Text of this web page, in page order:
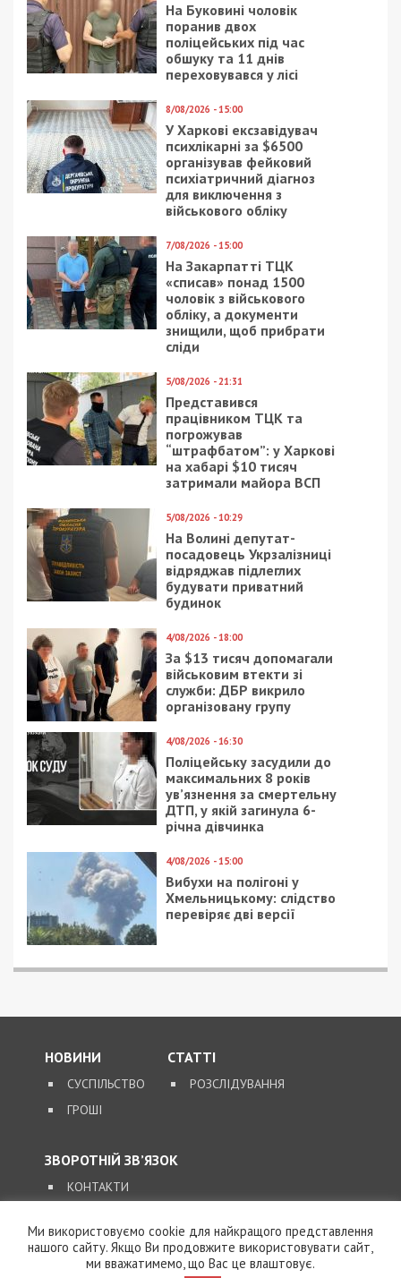
На Буковині чоловік
поранив двох
поліцейських під час
обшуку та 11 днів
переховувався у лісі
8/08/2026 - 15:00
У Харкові ексзавідувач
психлікарні за $6500
організував фейковий
психіатричний діагноз
для виключення з
військового обліку
7/08/2026 - 15:00
На Закарпатті ТЦК
«списав» понад 1500
чоловік з військового
обліку, а документи
знищили, щоб прибрати
сліди
5/08/2026 - 21:31
Представився
працівником ТЦК та
погрожував
“штрафбатом”: у Харкові
на хабарі $10 тисяч
затримали майора ВСП
5/08/2026 - 10:29
На Волині депутат-
посадовець Укрзалізниці
відряджав підлеглих
будувати приватний
будинок
4/08/2026 - 18:00
За $13 тисяч допомагали
військовим втекти зі
служби: ДБР викрило
організовану групу
4/08/2026 - 16:30
Поліцейську засудили до
максимальних 8 років
ув’язнення за смертельну
ДТП, у якій загинула 6-
річна дівчинка
4/08/2026 - 15:00
Вибухи на полігоні у
Хмельницькому: слідство
перевіряє дві версії
НОВИНИ
СУСПІЛЬСТВО
ГРОШІ
СТАТТІ
РОЗСЛІДУВАННЯ
ЗВОРОТНІЙ ЗВ’ЯЗОК
КОНТАКТИ
SUPPORT@49000.COM.UA
Ми використовуємо cookie для найкращого представлення
нашого сайту. Якщо Ви продовжите використовувати сайт,
ми вважатимемо, що Вас це влаштовує.